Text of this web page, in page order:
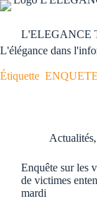
L'ELEGANCE
L'élégance dans
Étiquette ENQUETE
Actualités,
Enquête sur les
de victimes
mardi